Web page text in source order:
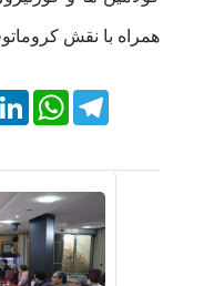
همراه با نقش
WhatsAppTelegram